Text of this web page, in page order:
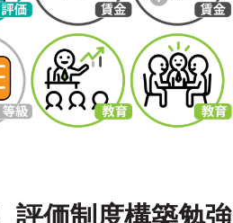
評価制度構築勉強